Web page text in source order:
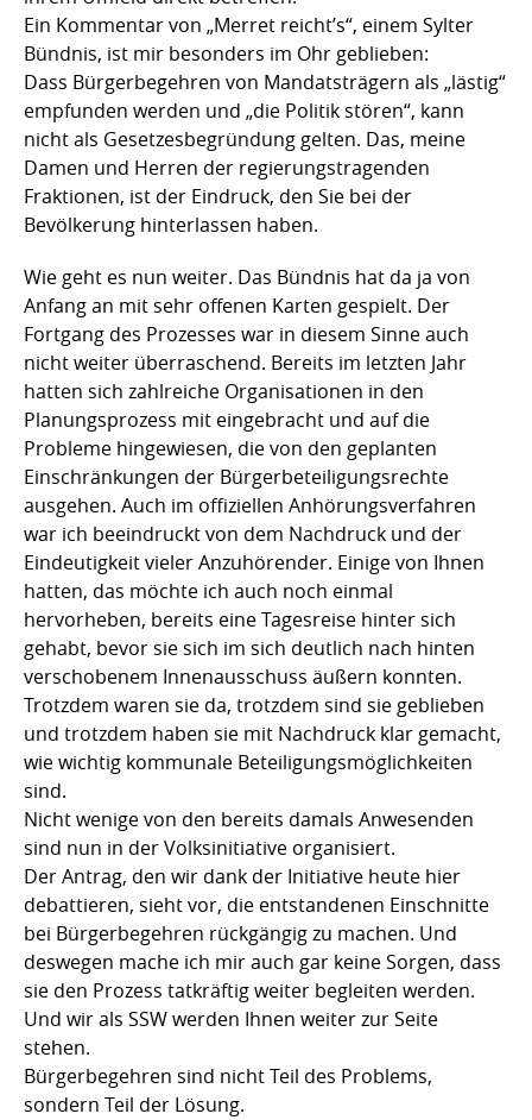
Ein Kommentar von „Merret reicht’s“, einem Sylter
Bündnis, ist mir besonders im Ohr geblieben:
Dass Bürgerbegehren von Mandatsträgern als „lästig“
empfunden werden und „die Politik stören“, kann
nicht als Gesetzesbegründung gelten. Das, meine
Damen und Herren der regierungstragenden
Fraktionen, ist der Eindruck, den Sie bei der
Bevölkerung hinterlassen haben.
Wie geht es nun weiter. Das Bündnis hat da ja von
Anfang an mit sehr offenen Karten gespielt. Der
Fortgang des Prozesses war in diesem Sinne auch
nicht weiter überraschend. Bereits im letzten Jahr
hatten sich zahlreiche Organisationen in den
Planungsprozess mit eingebracht und auf die
Probleme hingewiesen, die von den geplanten
Einschränkungen der Bürgerbeteiligungsrechte
ausgehen. Auch im offiziellen Anhörungsverfahren
war ich beeindruckt von dem Nachdruck und der
Eindeutigkeit vieler Anzuhörender. Einige von Ihnen
hatten, das möchte ich auch noch einmal
hervorheben, bereits eine Tagesreise hinter sich
gehabt, bevor sie sich im sich deutlich nach hinten
verschobenem Innenausschuss äußern konnten.
Trotzdem waren sie da, trotzdem sind sie geblieben
und trotzdem haben sie mit Nachdruck klar gemacht,
wie wichtig kommunale Beteiligungsmöglichkeiten
sind.
Nicht wenige von den bereits damals Anwesenden
sind nun in der Volksinitiative organisiert.
Der Antrag, den wir dank der Initiative heute hier
debattieren, sieht vor, die entstandenen Einschnitte
bei Bürgerbegehren rückgängig zu machen. Und
deswegen mache ich mir auch gar keine Sorgen, dass
sie den Prozess tatkräftig weiter begleiten werden.
Und wir als SSW werden Ihnen weiter zur Seite
stehen.
Bürgerbegehren sind nicht Teil des Problems,
sondern Teil der Lösung.